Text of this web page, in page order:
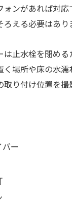
ンがあれば対応
える必要はあり
は止水栓を閉め
く場所や床の水
取り付け位置を
ー